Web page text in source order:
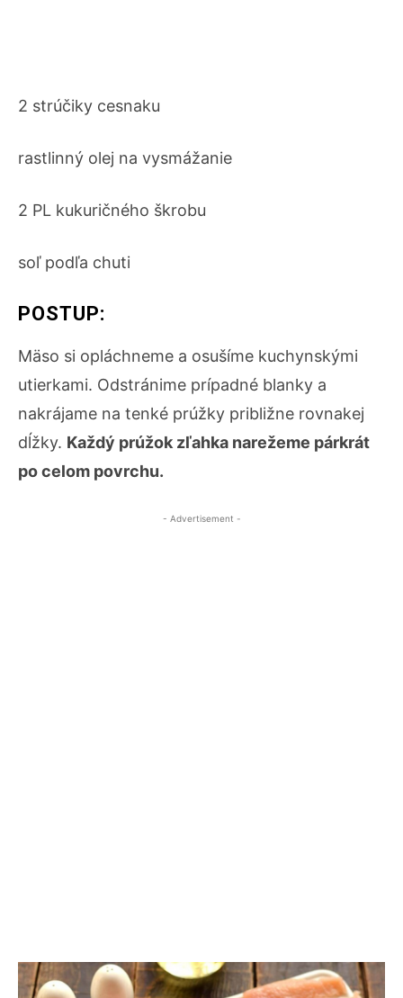
2 strúčiky cesnaku
rastlinný olej na vysmážanie
2 PL kukuričného škrobu
soľ podľa chuti
POSTUP:
Mäso si opláchneme a osušíme kuchynskými
utierkami. Odstránime prípadné blanky a
nakrájame na tenké prúžky približne rovnakej
dĺžky. Každý prúžok zľahka narežeme párkrát
po celom povrchu.
- Advertisement -